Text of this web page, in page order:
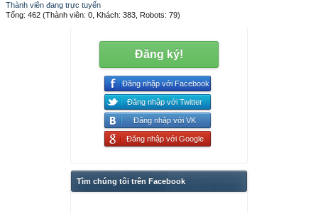
Thành viên đang trực tuyến
Tổng: 462 (Thành viên: 0, Khách: 383, Robots: 79)
Đăng ký!
Đăng nhập với Facebook
Đăng nhập với Twitter
Đăng nhập với VK
Đăng nhập với Google
Tìm chúng tôi trên Facebook